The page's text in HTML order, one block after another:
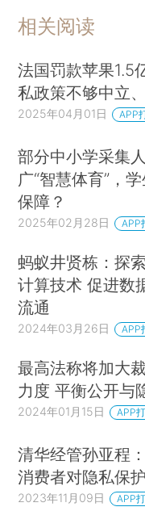
相关阅读
法国罚款苹果1.5
私政策不够中立
2025年04月01日 APP
部分中小学采集
广“智慧体育”，
保障？
2025年02月28日 APP
蚂蚁井贤栋：探
计算技术 促进数
流通
2024年03月26日 APP
最高法称将加大
力度 平衡公开与
2024年01月15日 APP
清华经管孙亚程
消费者对隐私保
2023年11月09日 APP